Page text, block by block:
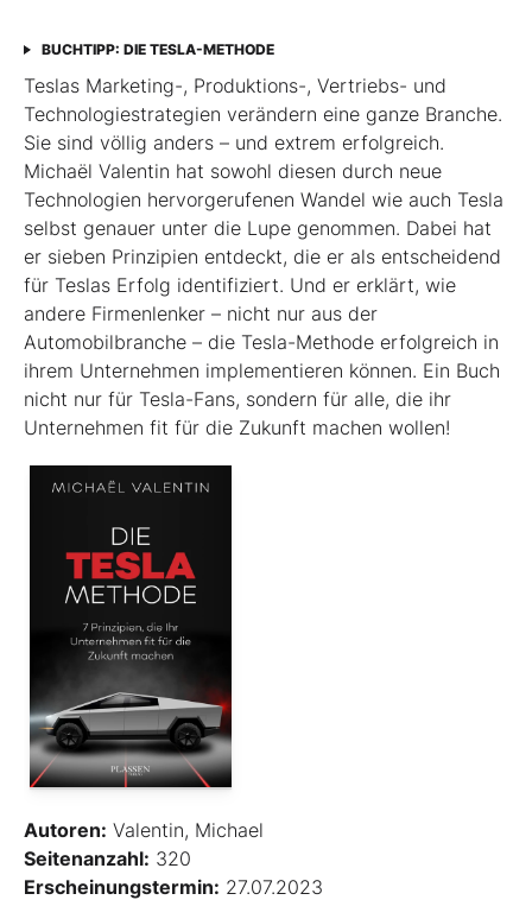
BUCHTIPP: DIE TESLA-METHODE
Teslas Marketing-, Produktions-, Vertriebs- und
Technologiestrategien verändern eine ganze Branche.
Sie sind völlig anders – und extrem erfolgreich.
Michaël Valentin hat sowohl diesen durch neue
Technologien hervorgerufenen Wandel wie auch Tesla
selbst genauer unter die Lupe genommen. Dabei hat
er sieben Prinzipien entdeckt, die er als entscheidend
für Teslas Erfolg identifiziert. Und er erklärt, wie
andere Firmenlenker – nicht nur aus der
Automobilbranche – die Tesla-Methode erfolgreich in
ihrem Unternehmen implementieren können. Ein Buch
nicht nur für Tesla-Fans, sondern für alle, die ihr
Unternehmen fit für die Zukunft machen wollen!
Autoren: Valentin, Michael
Seitenanzahl: 320
Erscheinungstermin: 27.07.2023